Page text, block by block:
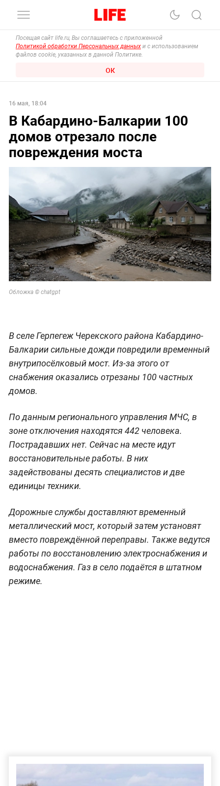
Посещая сайт life.ru, Вы соглашаетесь с приложенной
Политикой обработки Персональных данных и с использованием
файлов cookie, указанных в данной Политике.
ОК
16 мая, 18:04
В Кабардино-Балкарии 100
домов отрезало после
повреждения моста
Обложка © chatgpt
В селе Герпегеж Черекского района Кабардино-
Балкарии сильные дожди повредили временный
внутрипосёлковый мост. Из-за этого от
снабжения оказались отрезаны 100 частных
домов.
По данным регионального управления МЧС, в
зоне отключения находятся 442 человека.
Пострадавших нет. Сейчас на месте идут
восстановительные работы. В них
задействованы десять специалистов и две
единицы техники.
Дорожные службы доставляют временный
металлический мост, который затем установят
вместо повреждённой переправы. Также ведутся
работы по восстановлению электроснабжения и
водоснабжения. Газ в село подаётся в штатном
режиме.